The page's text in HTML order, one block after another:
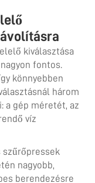
kiválasztása
fontos.
könnyebben
három
a gép méretét, az
víz
szűrőpressek
nagyobb,
berendezésre